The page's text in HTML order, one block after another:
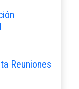
Reuniones